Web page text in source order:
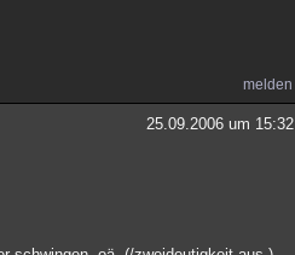
melden
25.09.2006 um 15:32